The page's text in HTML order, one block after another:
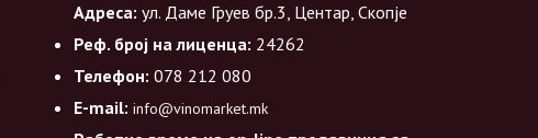
Адреса: ул. Даме Груев бр.3, Центар, Скопје
Реф. број на лиценца: 24262
Телефон: 078 212 080
E-mail: info@vinomarket.mk